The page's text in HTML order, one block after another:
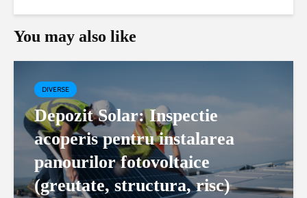
You may also like
DIVERSE
Depozit Solar: Inspectie
acoperis pentru instalarea
panourilor fotovoltaice
(greutate, structura, risc)